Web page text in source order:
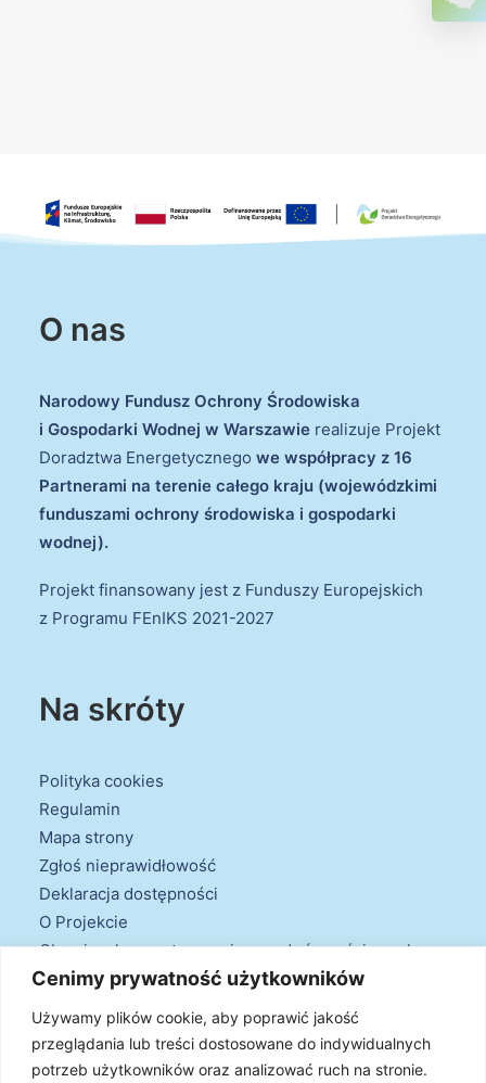
Cenimy prywatność użytkowników
Używamy plików cookie, aby poprawić jakość
przeglądania lub treści dostosowane do indywidualnych
potrzeb użytkowników oraz analizować ruch na stronie.
O nas
Narodowy Fundusz Ochrony Środowiska
i Gospodarki Wodnej w Warszawie realizuje Projekt
Doradztwa Energetycznego we współpracy z 16
Partnerami na terenie całego kraju (wojewódzkimi
funduszami ochrony środowiska i gospodarki
wodnej).
Projekt finansowany jest z Funduszy Europejskich
z Programu FEnIKS 2021-2027
Na skróty
Polityka cookies
Regulamin
Mapa strony
Zgłoś nieprawidłowość
Deklaracja dostępności
O Projekcie
Obowiązek przestrzegania zasad równościowych
oraz warunków podstawowych
Klauzule informacyjne